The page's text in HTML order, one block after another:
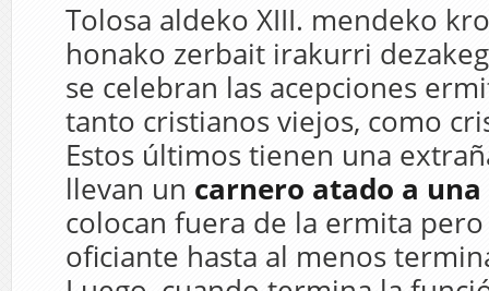
Tolosa aldeko XIII. mendeko
honako zerbait irakurri
se celebran las acepciones
tanto cristianos viejos, como
Estos últimos tienen una
llevan un carnero atado a
colocan fuera de la ermita
oficiante hasta al menos